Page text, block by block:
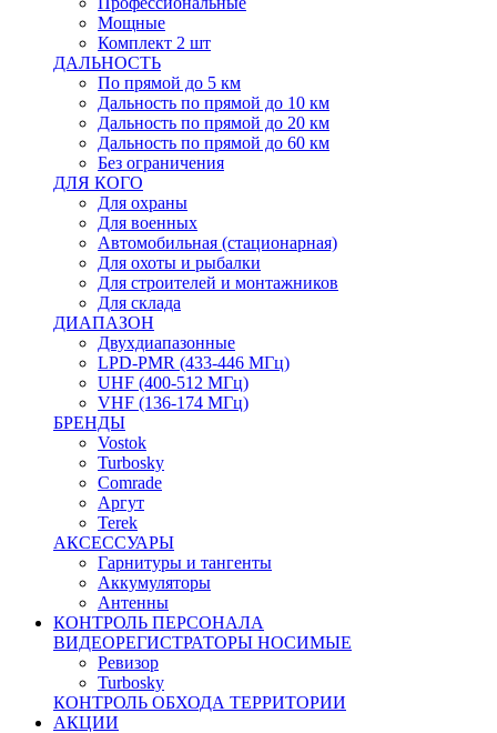
Мощные
Комплект 2 шт
ДАЛЬНОСТЬ
По прямой до 5 км
Дальность по прямой до 10 км
Дальность по прямой до 20 км
Дальность по прямой до 60 км
Без ограничения
ДЛЯ КОГО
Для охраны
Для военных
Автомобильная (стационарная)
Для охоты и рыбалки
Для строителей и монтажников
Для склада
ДИАПАЗОН
Двухдиапазонные
LPD-PMR (433-446 МГц)
UHF (400-512 МГц)
VHF (136-174 МГц)
БРЕНДЫ
Vostok
Turbosky
Comrade
Аргут
Terek
АКСЕССУАРЫ
Гарнитуры и тангенты
Аккумуляторы
Антенны
КОНТРОЛЬ ПЕРСОНАЛА
ВИДЕОРЕГИСТРАТОРЫ НОСИМЫЕ
Ревизор
Turbosky
КОНТРОЛЬ ОБХОДА ТЕРРИТОРИИ
АКЦИИ